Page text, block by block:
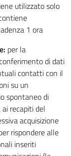
utilizzato solo
1 ora
per la
di dati
contatti con il
su un
spontaneo di
recapiti del
acquisizione
rispondere alle
inseriti